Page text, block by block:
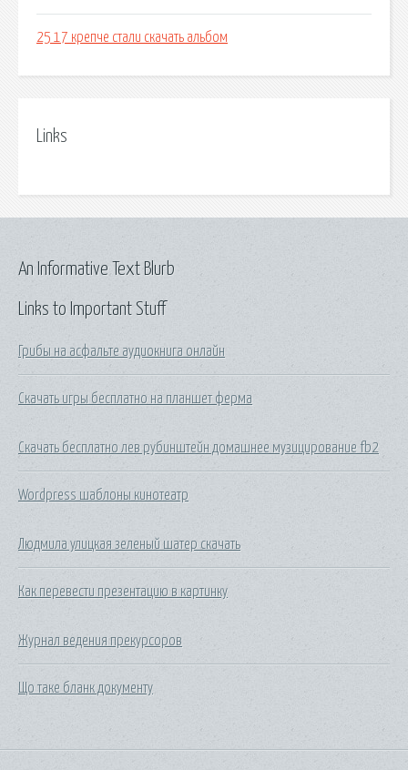
25 17 крепче стали скачать альбом
Links
Links to Important Stuff
Грибы на асфальте аудиокнига онлайн
Скачать игры бесплатно на планшет ферма
Скачать бесплатно лев рубинштейн домашнее музицирование fb2
Wordpress шаблоны кинотеатр
Людмила улицкая зеленый шатер скачать
Как перевести презентацию в картинку
Журнал ведения прекурсоров
Що таке бланк документу
An Informative Text Blurb